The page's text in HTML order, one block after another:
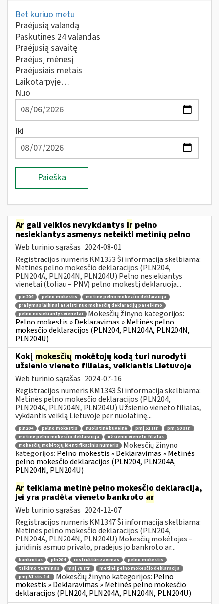
Bet kuriuo metu
Praėjusią valandą
Paskutines 24 valandas
Praėjusią savaitę
Praėjusį mėnesį
Praėjusiais metais
Laikotarpyje…
Nuo
Iki
Paieška
Ar gali veiklos nevykdantys ir pelno
nesiekiantys asmenys neteikti metinių pelno
Web turinio sąrašas 2024-08-01
Registracijos numeris KM1353 Ši informacija skelbiama:
Metinės pelno mokesčio deklaracijos (PLN204,
PLN204A, PLN204N, PLN204U) Pelno nesiekiantys
vienetai (toliau – PNV) pelno mokestį deklaruoja...
pln204 pelno mokestis
metinė pelno mokesčio deklaracija
prašymas laikinai atleisti nuo mokesčių deklaracijų pateikimo
pelno nesiekiantys vienetai
Mokesčių žinyno kategorijos:
Pelno mokestis » Deklaravimas » Metinės pelno
mokesčio deklaracijos (PLN204, PLN204A, PLN204N,
PLN204U)
Kokį mokesčių mokėtojų kodą turi nurodyti
užsienio vieneto filialas, veikiantis Lietuvoje
Web turinio sąrašas 2024-07-16
Registracijos numeris KM1343 Ši informacija skelbiama:
Metinės pelno mokesčio deklaracijos (PLN204,
PLN204A, PLN204N, PLN204U) Užsienio vieneto filialas,
vykdantis veiklą Lietuvoje per nuolatinę...
pln204 pelno mokestis nuolatinė buveinė pmį 51 str.
pmį 50 str.
metinė pelno mokesčio deklaracija
užsienio vieneto filialas
mokesčių mokėtojų identifikacinis numeris
Mokesčių žinyno
kategorijos: Pelno mokestis » Deklaravimas » Metinės
pelno mokesčio deklaracijos (PLN204, PLN204A,
PLN204N, PLN204U)
Ar teikiama metinė pelno mokesčio deklaracija,
jei yra pradėta vieneto bankroto ar
Web turinio sąrašas 2024-12-07
Registracijos numeris KM1347 Ši informacija skelbiama:
Metinės pelno mokesčio deklaracijos (PLN204,
PLN204A, PLN204N, PLN204U) Mokesčių mokėtojas –
juridinis asmuo privalo, pradėjus jo bankroto ar...
bankrotas pln204 restruktūrizavimas
pelno mokestis
teikimo terminas
maį 78 str.
metinė pelno mokesčio deklaracija
pmį 51 str. 2 d.
Mokesčių žinyno kategorijos: Pelno
mokestis » Deklaravimas » Metinės pelno mokesčio
deklaracijos (PLN204, PLN204A, PLN204N, PLN204U)